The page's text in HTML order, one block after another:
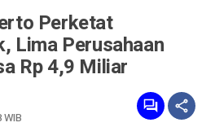
Perketat
Lima Perusahaan
Rp 4,9 Miliar